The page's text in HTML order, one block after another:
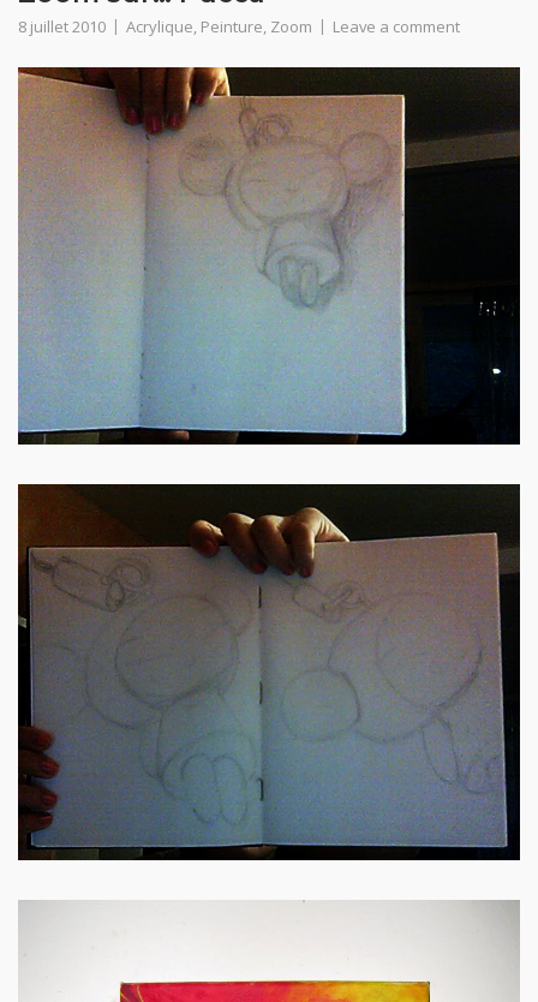
8 juillet 2010 Acrylique, Peinture, Zoom Leave a comment